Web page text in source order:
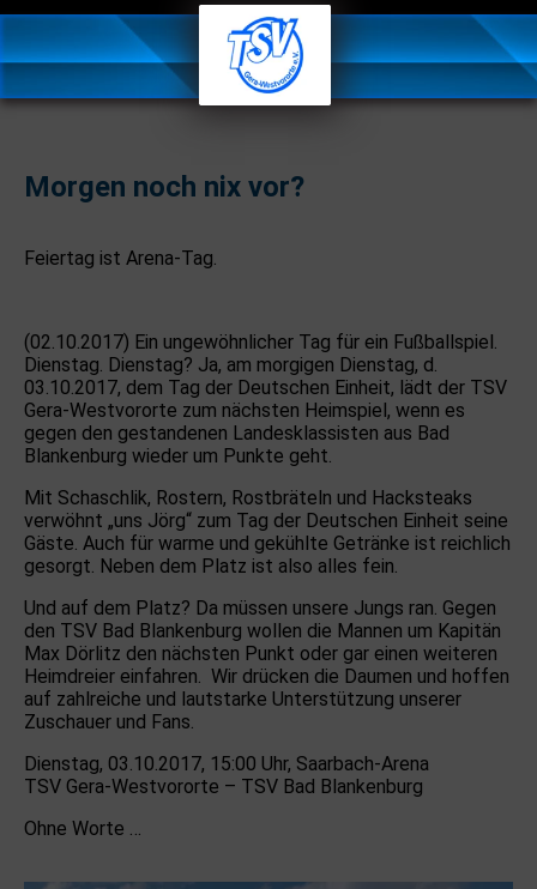
Morgen noch nix vor?
Feiertag ist Arena-Tag.
(02.10.2017) Ein ungewöhnlicher Tag für ein Fußballspiel.
Dienstag. Dienstag? Ja, am morgigen Dienstag, d.
03.10.2017, dem Tag der Deutschen Einheit, lädt der TSV
Gera-Westvororte zum nächsten Heimspiel, wenn es
gegen den gestandenen Landesklassisten aus Bad
Blankenburg wieder um Punkte geht.
Mit Schaschlik, Rostern, Rostbräteln und Hacksteaks
verwöhnt „uns Jörg“ zum Tag der Deutschen Einheit seine
Gäste. Auch für warme und gekühlte Getränke ist reichlich
gesorgt. Neben dem Platz ist also alles fein.
Und auf dem Platz? Da müssen unsere Jungs ran. Gegen
den TSV Bad Blankenburg wollen die Mannen um Kapitän
Max Dörlitz den nächsten Punkt oder gar einen weiteren
Heimdreier einfahren. Wir drücken die Daumen und hoffen
auf zahlreiche und lautstarke Unterstützung unserer
Zuschauer und Fans.
Dienstag, 03.10.2017, 15:00 Uhr, Saarbach-Arena
TSV Gera-Westvororte – TSV Bad Blankenburg
Ohne Worte …